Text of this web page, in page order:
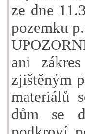
ze dne
pozemku
ani
zjištěným
materiálů
dům se